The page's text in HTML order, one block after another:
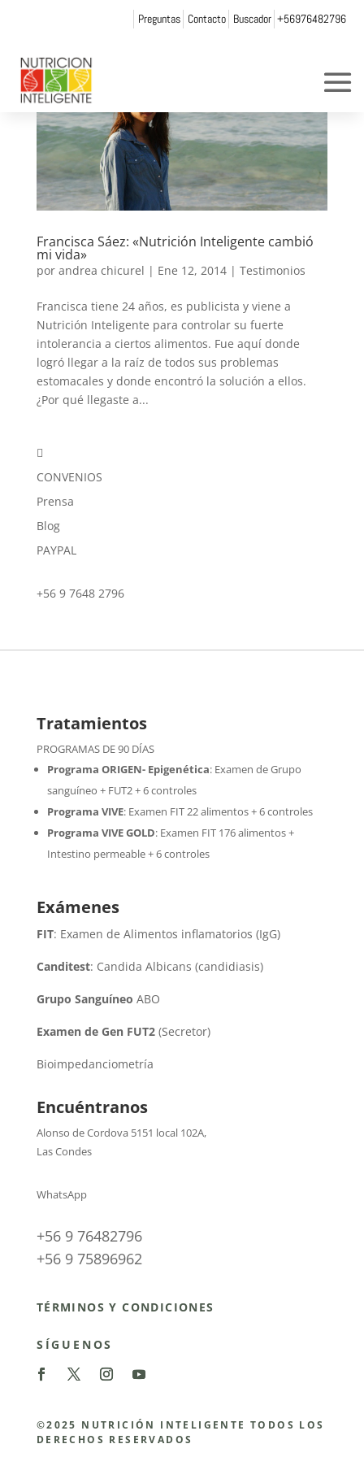
Preguntas Contacto Buscador +56976482796
Francisca Sáez: «Nutrición Inteligente cambió
mi vida»
por andrea chicurel | Ene 12, 2014| Testimonios
Francisca tiene 24 años, es publicista y viene a
Nutrición Inteligente para controlar su fuerte
intolerancia a ciertos alimentos. Fue aquí donde
logró llegar a la raíz de todos sus problemas
estomacales y donde encontró la solución a ellos.
¿Por qué llegaste a...

CONVENIOS
Prensa
Blog
PAYPAL
+56 9 7648 2796
Tratamientos
PROGRAMAS DE 90 DÍAS
Programa ORIGEN- Epigenética:Examen de Grupo
sanguíneo + FUT2 + 6 controles
Programa VIVE: Examen FIT 22 alimentos + 6 controles
Programa VIVE GOLD: Examen FIT 176 alimentos +
Intestino permeable + 6 controles
Exámenes
FIT: Examen de Alimentos inflamatorios (IgG)
Canditest: Candida Albicans (candidiasis)
Grupo Sanguíneo ABO
Examen de Gen FUT2(Secretor)
Bioimpedanciometría
Encuéntranos
Alonso de Cordova 5151 local 102A,
Las Condes
WhatsApp
+56 9 76482796
+56 9 75896962
TÉRMINOS Y CONDICIONES
SÍGUENOS
©2025 NUTRICIÓN INTELIGENTE TODOS LOS
DERECHOS RESERVADOS